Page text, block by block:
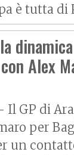
è tutta di
dinamica
Alex
Il GP di
per
un